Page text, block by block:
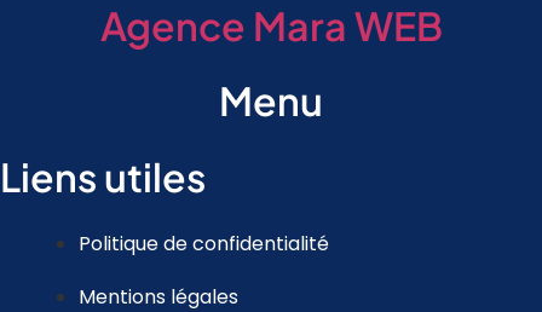
Agence Mara WEB
Menu
Liens utiles
Politique de confidentialité
Mentions légales